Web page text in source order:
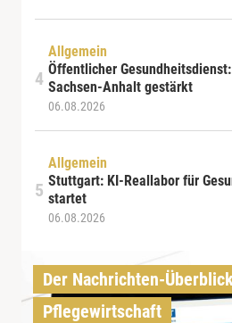
Allgemein
Öffentlicher
Sachsen-Anhalt gestärkt
06.08.2026
Allgemein
Stuttgart: KI-Reallabor für
startet
06.08.2026
Der Nachrichten-
Pflegewirtschaft